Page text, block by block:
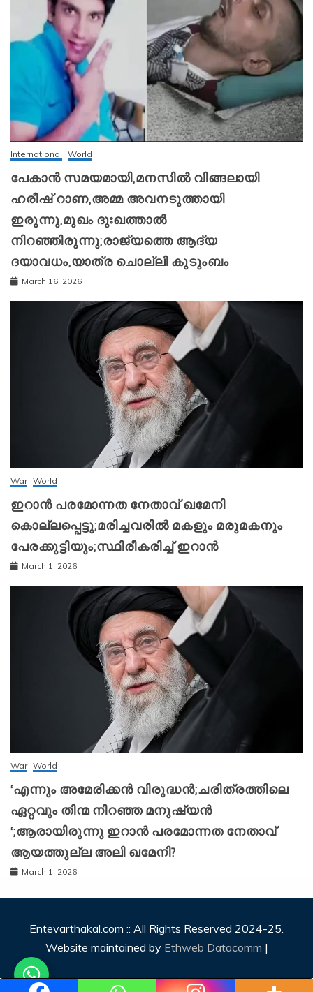
International World
പേകാൻ സമയമായി,മനസിൽ വിങ്ങലായി
ഹരീഷ് റാണ,അമ്മ അവനടുത്തായി
ഇരുന്നു,മുഖം ദുഃഖത്താൽ
നിറഞ്ഞിരുന്നു;രാജ്യത്തെ ആദ്യ
ദയാവധം,യാത്ര ചൊല്ലി കുടുംബം
March 16, 2026
War World
ഇറാന്‍ പരമോന്നത നേതാവ് ഖമേനി
കൊല്ലപ്പെട്ടു;മരിച്ചവരിൽ മകളും മരുമകനും
പേരക്കുട്ടിയും;സ്ഥിരീകരിച്ച് ഇറാന്‍
March 1, 2026
War World
‘എന്നും അമേരിക്കന്‍ വിരുദ്ധന്‍;ചരിത്രത്തിലെ
ഏറ്റവും തിന്മ നിറഞ്ഞ മനുഷ്യന്‍
‘;ആരായിരുന്നു ഇറാന്‍ പരമോന്നത നേതാവ്
ആയത്തുല്ല അലി ഖമേനി?
March 1, 2026
Entevarthakal.com :: All Rights Reserved 2024-25.
Website maintained by Ethweb Datacomm |